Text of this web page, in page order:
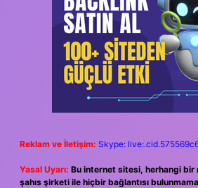
Reklam ve İletişim: Skype:
Yasal Uyarı: Bu internet sitesi, herhangi bir
şahıs şirketi ile hiçbir bağlantısı